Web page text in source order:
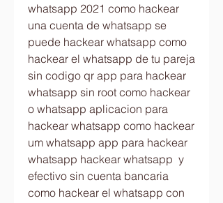
whatsapp 2021 como hackear
una cuenta de whatsapp se
puede hackear whatsapp como
hackear el whatsapp de tu pareja
sin codigo qr app para hackear
whatsapp sin root como hackear
o whatsapp aplicacion para
hackear whatsapp como hackear
um whatsapp app para hackear
whatsapp hackear whatsapp  y
efectivo sin cuenta bancaria
como hackear el whatsapp con